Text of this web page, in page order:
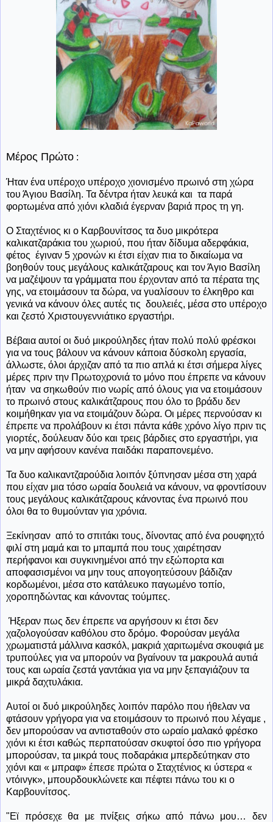
Μέρος Πρώτο :
Ήταν ένα υπέροχο υπέροχο χιονισμένο πρωινό στη χώρα
του Άγιου Βασίλη. Τα δέντρα ήταν λευκά και τα παρά
φορτωμένα από χιόνι κλαδιά έγερναν βαριά προς τη γη.
Ο Σταχτένιος κι ο Καρβουνίτσος τα δυο μικρότερα
καλικατζαράκια του χωριού, που ήταν δίδυμα αδερφάκια,
φέτος έγιναν 5 χρονών κι έτσι είχαν πια το δικαίωμα να
βοηθούν τους μεγάλους καλικάτζαρους και τον Άγιο Βασίλη
να μαζέψουν τα γράμματα που έρχονταν από τα πέρατα της
γης, να ετοιμάσουν τα δώρα, να γυαλίσουν το έλκηθρο και
γενικά να κάνουν όλες αυτές τις δουλειές, μέσα στο υπέροχο
και ζεστό Χριστουγεννιάτικο εργαστήρι.
Βέβαια αυτοί οι δυό μικρούληδες ήταν πολύ πολύ φρέσκοι
για να τους βάλουν να κάνουν κάποια δύσκολη εργασία,
άλλωστε, όλοι άρχιζαν από τα πιο απλά κι έτσι σήμερα λίγες
μέρες πριν την Πρωτοχρονιά το μόνο που έπρεπε να κάνουν
ήταν να σηκωθούν πιο νωρίς από όλους για να ετοιμάσουν
το πρωινό στους καλικάτζαρους που όλο το βράδυ δεν
κοιμήθηκαν για να ετοιμάζουν δώρα. Οι μέρες περνούσαν κι
έπρεπε να προλάβουν κι έτσι πάντα κάθε χρόνο λίγο πριν τις
γιορτές, δούλευαν δύο και τρεις βάρδιες στο εργαστήρι, για
να μην αφήσουν κανένα παιδάκι παραπονεμένο.
Τα δυο καλικαντζαρούδια λοιπόν ξύπνησαν μέσα στη χαρά
που είχαν μια τόσο ωραία δουλειά να κάνουν, να φροντίσουν
τους μεγάλους καλικάτζαρους κάνοντας ένα πρωινό που
όλοι θα το θυμούνταν για χρόνια.
Ξεκίνησαν από το σπιτάκι τους, δίνοντας από ένα ρουφηχτό
φιλί στη μαμά και το μπαμπά που τους χαιρέτησαν
περήφανοι και συγκινημένοι από την εξώπορτα και
αποφασισμένοι να μην τους απογοητεύσουν βάδιζαν
κορδωμένοι, μέσα στο κατάλευκο παγωμένο τοπίο,
χοροπηδώντας και κάνοντας τούμπες.
Ήξεραν πως δεν έπρεπε να αργήσουν κι έτσι δεν
χαζολογούσαν καθόλου στο δρόμο. Φορούσαν μεγάλα
χρωματιστά μάλλινα κασκόλ, μακριά χαριτωμένα σκουφιά με
τρυπούλες για να μπορούν να βγαίνουν τα μακρουλά αυτιά
τους και ωραία ζεστά γαντάκια για να μην ξεπαγιάζουν τα
μικρά δαχτυλάκια.
Αυτοί οι δυό μικρούληδες λοιπόν παρόλο που ήθελαν να
φτάσουν γρήγορα για να ετοιμάσουν το πρωινό που λέγαμε ,
δεν μπορούσαν να αντισταθούν στο ωραίο μαλακό φρέσκο
χιόνι κι έτσι καθώς περπατούσαν σκυφτοί όσο πιο γρήγορα
μπορούσαν, τα μικρά τους ποδαράκια μπερδεύτηκαν στο
χιόνι και « μπραφ» έπεσε πρώτα ο Σταχτένιος κι ύστερα «
ντόινγκ», μπουρδουκλώνετε και πέφτει πάνω του κι ο
Καρβουνίτσος.
"Εϊ πρόσεχε θα με πνίξεις σήκω από πάνω μου… δεν